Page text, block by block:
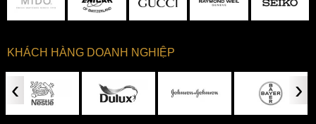
KHÁCH HÀNG DOANH NGHIỆP
‹ ›